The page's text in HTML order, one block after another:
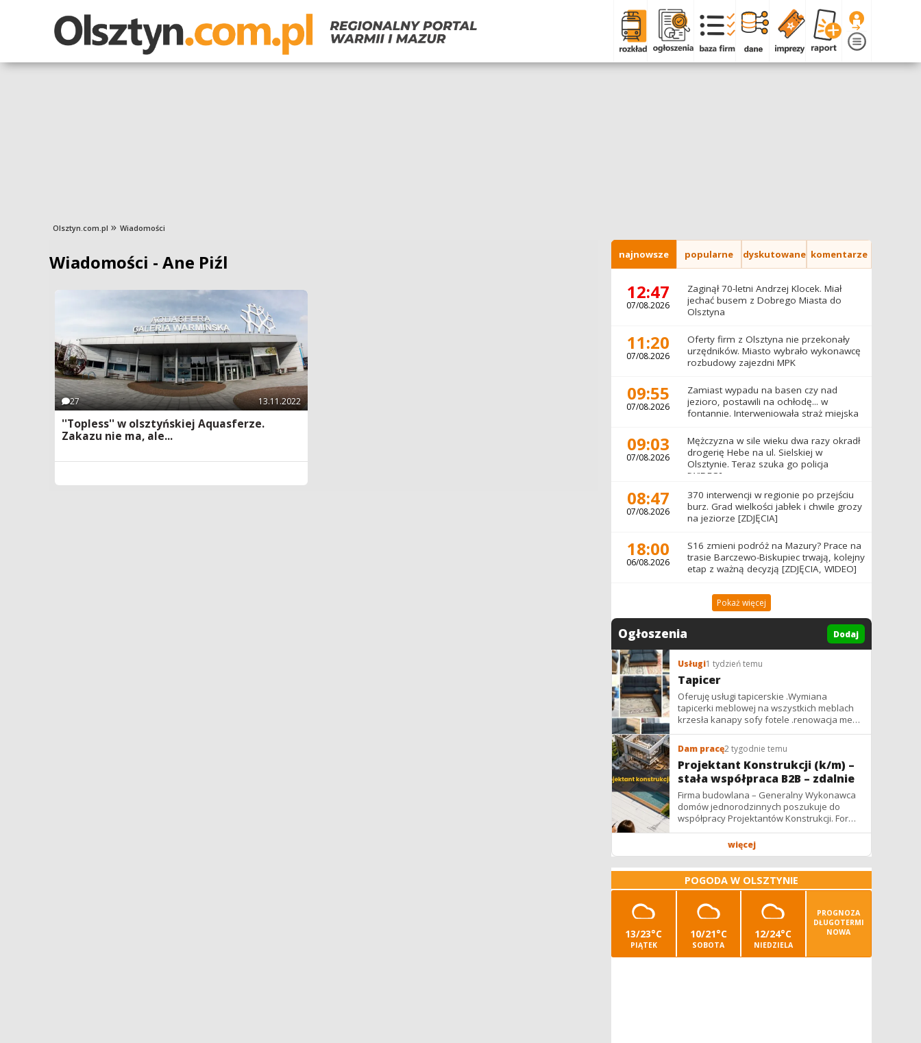
Olsztyn.com.pl Wiadomości
Wiadomości - Ane Piźl
27 13.11.2022
''Topless'' w olsztyńskiej Aquasferze.
Zakazu nie ma, ale...
najnowsze popularne dyskutowane komentarze
12:47
07/08.2026
Zaginął 70-letni Andrzej Klocek. Miał
jechać busem z Dobrego Miasta do
Olsztyna
11:20
07/08.2026
Oferty firm z Olsztyna nie przekonały
urzędników. Miasto wybrało wykonawcę
rozbudowy zajezdni MPK
09:55
07/08.2026
Zamiast wypadu na basen czy nad
jezioro, postawili na ochłodę... w
fontannie. Interweniowała straż miejska
09:03
07/08.2026
Mężczyzna w sile wieku dwa razy okradł
drogerię Hebe na ul. Sielskiej w
Olsztynie. Teraz szuka go policja
[WIDEO]
08:47
07/08.2026
370 interwencji w regionie po przejściu
burz. Grad wielkości jabłek i chwile grozy
na jeziorze [ZDJĘCIA]
18:00
06/08.2026
S16 zmieni podróż na Mazury? Prace na
trasie Barczewo-Biskupiec trwają, kolejny
etap z ważną decyzją [ZDJĘCIA, WIDEO]
Pokaż więcej
Ogłoszenia Dodaj
Usługi1 tydzień temu
Tapicer
Oferuję usługi tapicerskie .Wymiana
tapicerki meblowej na wszystkich meblach
krzesła kanapy sofy fotele .renowacja mebli
vintage,PRL. glamur
Dam pracę2 tygodnie temu
Projektant Konstrukcji (k/m) –
stała współpraca B2B – zdalnie
Firma budowlana – Generalny Wykonawca
domów jednorodzinnych poszukuje do
współpracy Projektantów Konstrukcji. Forma
współpracy: B2B / podwykonawstwo –
więcej
POGODA W OLSZTYNIE
13/23°C
PIĄTEK
10/21°C
SOBOTA
12/24°C
NIEDZIELA
PROGNOZA
DŁUGOTERMI
NOWA